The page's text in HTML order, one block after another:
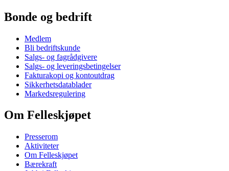
Bonde og bedrift
Medlem
Bli bedriftskunde
Salgs- og fagrådgivere
Salgs- og leveringsbetingelser
Fakturakopi og kontoutdrag
Sikkerhetsdatablader
Markedsregulering
Om Felleskjøpet
Presserom
Aktiviteter
Om Felleskjøpet
Bærekraft